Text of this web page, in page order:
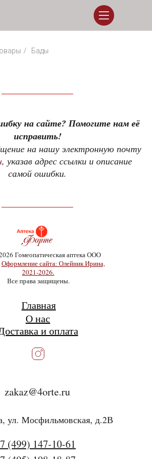
/ Бады
на сайте? Помогите нам её
исправить!
на нашу электронную почту
, указав адрес ссылки и описание
самой ошибки.
Гомеопатическая аптека ООО
Оформление сайта: Олейник Ирина,
2021-2026.
Все права защищены.
Главная
О нас
и оплата
(499) 147-10-61
ул. Мосфильмовская, д.2В
zakaz@4orte.ru